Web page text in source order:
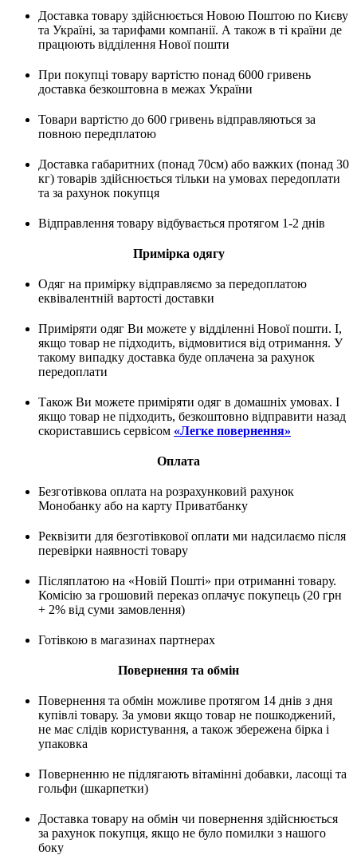
Доставка товару здійснюється Новою Поштою по Києву
та Україні, за тарифами компанії. А також в ті країни де
працюють відділення Нової пошти
При покупці товару вартістю понад 6000 гривень
доставка безкоштовна в межах України
Товари вартістю до 600 гривень відправляються за
повною передплатою
Доставка габаритних (понад 70см) або важких (понад 30
кг) товарів здійснюється тільки на умовах передоплати
та за рахунок покупця
Відправлення товару відбувається протягом 1-2 днів
Примірка одягу
Одяг на примірку відправляємо за передоплатою
еквівалентній вартості доставки
Приміряти одяг Ви можете у відділенні Нової пошти. І,
якщо товар не підходить, відмовитися від отримання. У
такому випадку доставка буде оплачена за рахунок
передоплати
Також Ви можете приміряти одяг в домашніх умовах. І
якщо товар не підходить, безкоштовно відправити назад
скориставшись сервісом «Легке повернення»
Оплата
Безготівкова оплата на розрахунковий рахунок
Монобанку або на карту Приватбанку
Реквізити для безготівкової оплати ми надсилаємо після
перевірки наявності товару
Післяплатою на «Новій Пошті» при отриманні товару.
Комісію за грошовий переказ оплачує покупець (20 грн
+ 2% від суми замовлення)
Готівкою в магазинах партнерах
Повернення та обмін
Повернення та обмін можливе протягом 14 днів з дня
купівлі товару. За умови якщо товар не пошкоджений,
не має слідів користування, а також збережена бірка і
упаковка
Поверненню не підлягають вітамінні добавки, ласощі та
гольфи (шкарпетки)
Доставка товару на обмін чи повернення здійснюється
за рахунок покупця, якщо не було помилки з нашого
боку